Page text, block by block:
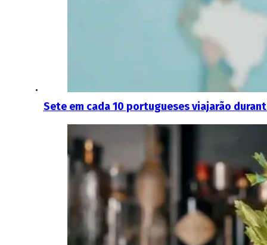
Sete em cada 10 portugueses viajarão